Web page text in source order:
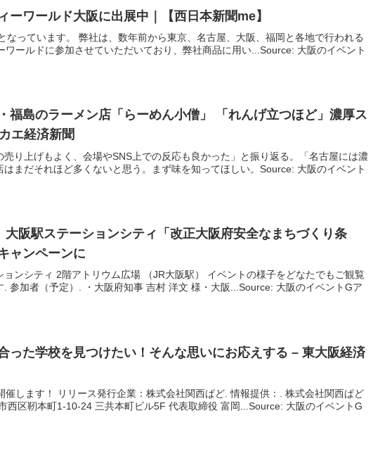
ーワールド大阪に出展中｜【西日本新聞me】
なっています。 弊社は、数年前から東京、名古屋、大阪、福岡と各地で行われる
ワールドに参加させていただいており、弊社商品に用い...Source: 大阪のイベント
・福島のラーメン店「らーめん小僧」 「れんげ立つほど」濃厚ス
エ経済新聞
売り上げもよく、会場やSNS上での反応も良かった」と振り返る。「名古屋には濃
はまだそれほど多くないと思う。まず味を知ってほしい。Source: 大阪のイベント
大阪駅ステーションシティ「改正大阪府安全なまちづくり条
ャンペーンに
ョンシティ 2階アトリウム広場 （JR大阪駅） イベントの様子をどなたでもご観覧
. 参加者（予定）. ・大阪府知事 吉村 洋文 様・大阪...Source: 大阪のイベントGア
った学校を見つけたい！そんな思いにお応えする – 東大阪経済
催します！ リリース発行企業：株式会社関西ぱど. 情報提供：. 株式会社関西ぱど
西区靭本町1-10-24 三共本町ビル5F 代表取締役 富岡...Source: 大阪のイベントG